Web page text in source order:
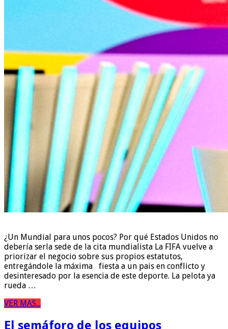
¿Un Mundial para unos pocos? Por qué Estados Unidos no
debería serla sede de la cita mundialista La FIFA vuelve a
priorizar el negocio sobre sus propios estatutos,
entregándole la máxima fiesta a un pais en conflicto y
desinteresado por la esencia de este deporte. La pelota ya
rueda …
VER MAS...
El semáforo de los equipos